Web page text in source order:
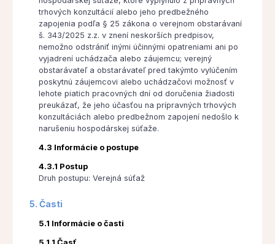
trhových konzultácií alebo jeho predbežného
zapojenia podľa § 25 zákona o verejnom obstarávaní
š. 343/2025 z.z. v znení neskorších predpisov,
nemožno odstrániť inými účinnými opatreniami ani po
vyjadrení uchádzača alebo záujemcu; verejný
obstarávateľ a obstarávateľ pred takýmto vylúčením
poskytnú záujemcovi alebo uchádzačovi možnosť v
lehote piatich pracovných dní od doručenia žiadosti
preukázať, že jeho účasťou na prípravných trhových
konzultáciách alebo predbežnom zapojení nedošlo k
narušeniu hospodárskej súťaže.
4.3 Informácie o postupe
4.3.1 Postup
Druh postupu: Verejná súťaž
5. Časti
5.1 Informácie o časti